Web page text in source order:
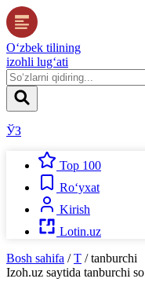
O‘zbek tilining
izohli lug‘ati
ЎЗ
Top 100
Ro‘yxat
Kirish
Lotin.uz
Bosh sahifa / T / tanburchi
Izoh.uz saytida tanburchi